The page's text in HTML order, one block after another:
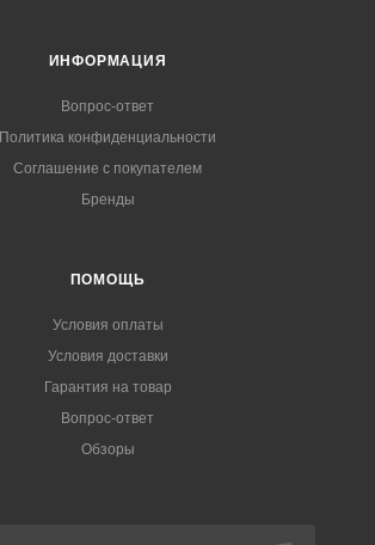
ИНФОРМАЦИЯ
Вопрос-ответ
Политика конфиденциальности
Соглашение с покупателем
Бренды
ПОМОЩЬ
Условия оплаты
Условия доставки
Гарантия на товар
Вопрос-ответ
Обзоры